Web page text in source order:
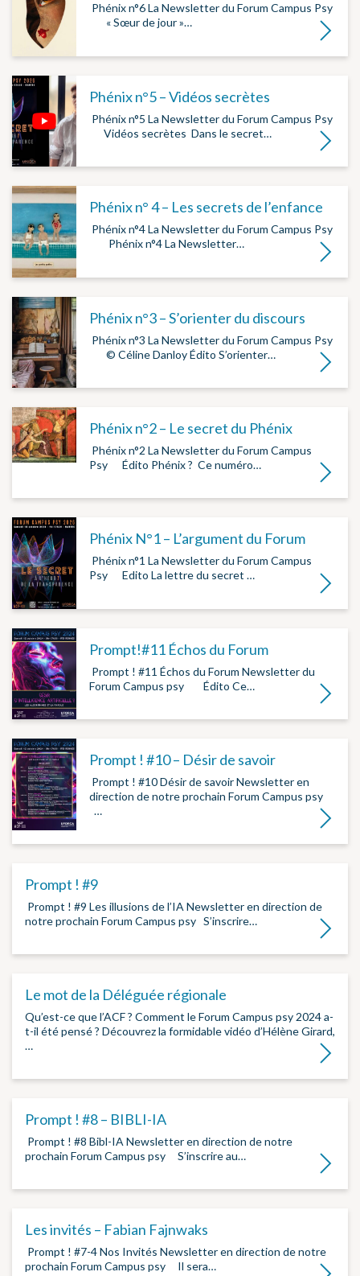
­ Phénix n°6 La Newsletter du Forum Campus Psy
­ ­ ­ ­ ­ « Sœur de jour »…
Lire la
Phénix n°5 – Vidéos secrètes
­ Phénix n°5 La Newsletter du Forum Campus Psy
­ ­ ­ ­ Vidéos secrètes ­ Dans le secret…
Lire la
Phénix n° 4 – Les secrets de l’enfance
­ Phénix n°4 La Newsletter du Forum Campus Psy
­ ­ ­ ­ ­ ­ Phénix n°4 La Newsletter…
Lire la
Phénix n°3 – S’orienter du discours
­ Phénix n°3 La Newsletter du Forum Campus Psy
­ ­ ­ ­ ­ © Céline Danloy Édito S’orienter…
Lire la
Phénix n°2 – Le secret du Phénix
­ Phénix n°2 La Newsletter du Forum Campus
Psy ­ ­ ­ ­ ­ Édito Phénix ? ­ Ce numéro…
Lire la
Phénix N°1 – L’argument du Forum
­ Phénix n°1 La Newsletter du Forum Campus
Psy ­ ­ ­ ­ ­ Edito La lettre du secret ­…
Lire la
Prompt!#11 Échos du Forum
­ Prompt ! #11 Échos du Forum Newsletter du
Forum Campus psy ­ ­ ­ ­ ­ Édito Ce…
Lire la
Prompt ! #10 – Désir de savoir
­ Prompt ! #10 Désir de savoir Newsletter en
direction de notre prochain Forum Campus psy
­ ­ ­…
Lire la
Prompt ! #9
­ Prompt ! #9 Les illusions de l’IA Newsletter en direction de
notre prochain Forum Campus psy ­ ­ S’inscrire…
Lire la
Le mot de la Déléguée régionale
Qu’est-ce que l’ACF ? Comment le Forum Campus psy 2024 a-
t-il été pensé ? Découvrez la formidable vidéo d’Hélène Girard,
…
Lire la
Prompt ! #8 – BIBLI-IA
­ Prompt ! #8 Bibl-IA Newsletter en direction de notre
prochain Forum Campus psy ­ ­ ­ ­ S’inscrire au…
Lire la
Les invités – Fabian Fajnwaks
­ Prompt ! #7-4 Nos Invités Newsletter en direction de notre
prochain Forum Campus psy ­ ­ Il sera…
Lire la